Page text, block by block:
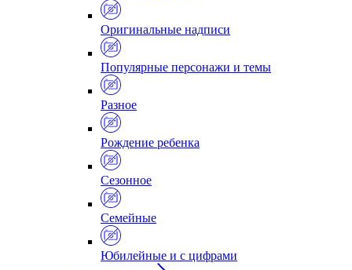
Оригинальные надписи
Популярные персонажи и темы
Разное
Рождение ребенка
Сезонное
Семейные
Юбилейные и с цифрами